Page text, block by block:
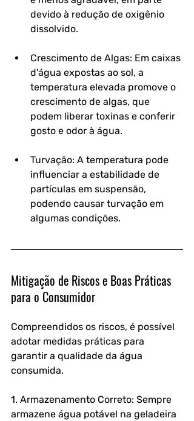
devido à redução de oxigênio
dissolvido.
Crescimento de Algas: Em caixas
d'água expostas ao sol, a
temperatura elevada promove o
crescimento de algas, que
podem liberar toxinas e conferir
gosto e odor à água.
Turvação: A temperatura pode
influenciar a estabilidade de
partículas em suspensão,
podendo causar turvação em
algumas condições.
Mitigação de Riscos e Boas Práticas
para o Consumidor
Compreendidos os riscos, é possível
adotar medidas práticas para
garantir a qualidade da água
consumida.
1. Armazenamento Correto: Sempre
armazene água potável na geladeira